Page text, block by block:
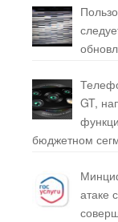
GT,
бюджетном
атаке